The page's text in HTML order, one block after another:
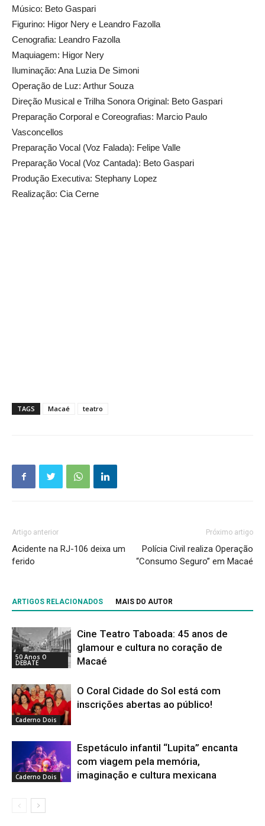
Músico: Beto Gaspari
Figurino: Higor Nery e Leandro Fazolla
Cenografia: Leandro Fazolla
Maquiagem: Higor Nery
Iluminação: Ana Luzia De Simoni
Operação de Luz: Arthur Souza
Direção Musical e Trilha Sonora Original: Beto Gaspari
Preparação Corporal e Coreografias: Marcio Paulo
Vasconcellos
Preparação Vocal (Voz Falada): Felipe Valle
Preparação Vocal (Voz Cantada): Beto Gaspari
Produção Executiva: Stephany Lopez
Realização: Cia Cerne
TAGS Macaé teatro
Artigo anterior
Acidente na RJ-106 deixa um
ferido
Próximo artigo
Polícia Civil realiza Operação
“Consumo Seguro” em Macaé
ARTIGOS RELACIONADOS MAIS DO AUTOR
50 Anos O
DEBATE
Cine Teatro Taboada: 45 anos de
glamour e cultura no coração de
Macaé
Caderno Dois
O Coral Cidade do Sol está com
inscrições abertas ao público!
Caderno Dois
Espetáculo infantil “Lupita” encanta
com viagem pela memória,
imaginação e cultura mexicana